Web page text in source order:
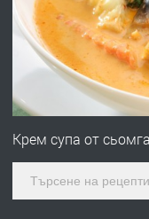
ПРЕДЛАГА
Крем супа от сьомга